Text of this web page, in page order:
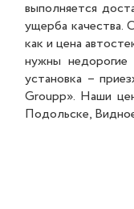
выполняется
ущерба качества.
как и цена
нужны недорогие
установка –
Groupp». Наши
Подольске,